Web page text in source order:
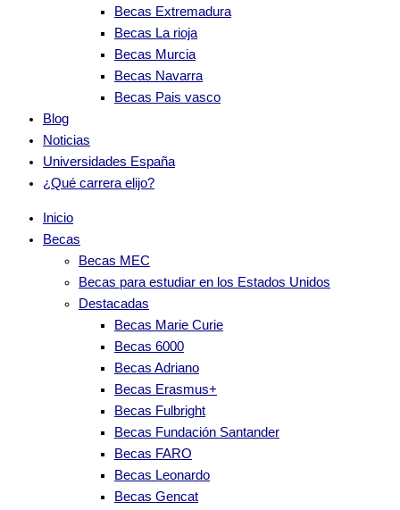
Becas Extremadura
Becas La rioja
Becas Murcia
Becas Navarra
Becas Pais vasco
Blog
Noticias
Universidades España
¿Qué carrera elijo?
Inicio
Becas
Becas MEC
Becas para estudiar en los Estados Unidos
Destacadas
Becas Marie Curie
Becas 6000
Becas Adriano
Becas Erasmus+
Becas Fulbright
Becas Fundación Santander
Becas FARO
Becas Leonardo
Becas Gencat